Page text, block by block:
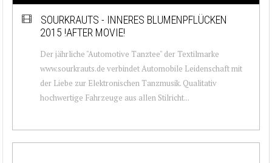
SOURKRAUTS - INNERES BLUMENPFLÜCKEN
2015 !AFTER MOVIE!
Der jährliche "Automotive Tanztee" der Textilmarke
www.sourkrauts.de verbindet Automobile Leidenschaft mit
der Liebe zur Elektronischen Tanzmusik. Qualitativ
hochwertige Fahrzeuge aus allen Stilricht...